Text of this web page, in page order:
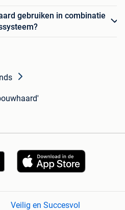
gebruiken in combinatie
Veilig en Succesvol